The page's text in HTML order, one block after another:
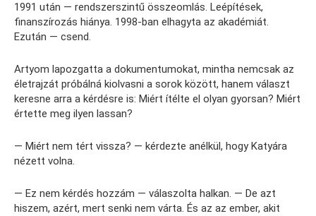
1991 után — rendszerszintű összeomlás. Leépítések,
finanszírozás hiánya. 1998-ban elhagyta az akadémiát.
Ezután — csend.
Artyom lapozgatta a dokumentumokat, mintha nemcsak az
életrajzát próbálná kiolvasni a sorok között, hanem választ
keresne arra a kérdésre is: Miért ítélte el olyan gyorsan? Miért
értette meg ilyen lassan?
— Miért nem tért vissza? — kérdezte anélkül, hogy Katyára
nézett volna.
— Ez nem kérdés hozzám — válaszolta halkan. — De azt
hiszem, azért, mert senki nem várta. És az az ember, akit